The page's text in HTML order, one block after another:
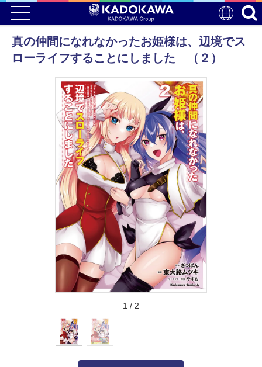
真の仲間になれなかったお姫様は、辺境でス
ローライフすることにしました （２）
1 / 2